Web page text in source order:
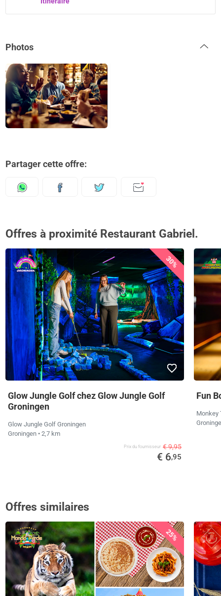
Photos
Partager cette offre:
Offres à proximité Restaurant Gabriel.
30%
Glow Jungle Golf chez Glow Jungle Golf
Groningen
Glow Jungle Golf Groningen
Groningen • 2,7 km
Prix ​​du fournisseur € 9,95
€ 6,95
Fun
Monkey
Offres similaires
25%